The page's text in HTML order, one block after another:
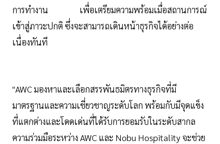
การทำงาน เพื่อเตรียมความพร้อมเมื่อสถานการณ์
เข้าสู่ภาวะปกติ ซึ่งจะสามารถเดินหน้าธุรกิจได้อย่างต่อ
เนื่องทันที
"AWC มองหาและเลือกสรรพันธมิตรทางธุรกิจที่มี
มาตรฐานและความเชี่ยวชาญระดับโลก พร้อมกับมีจุดแข็ง
ที่แตกต่างและโดดเด่นที่ได้รับการยอมรับในระดับสากล
ความร่วมมือระหว่าง AWC และ Nobu Hospitality จะช่วย